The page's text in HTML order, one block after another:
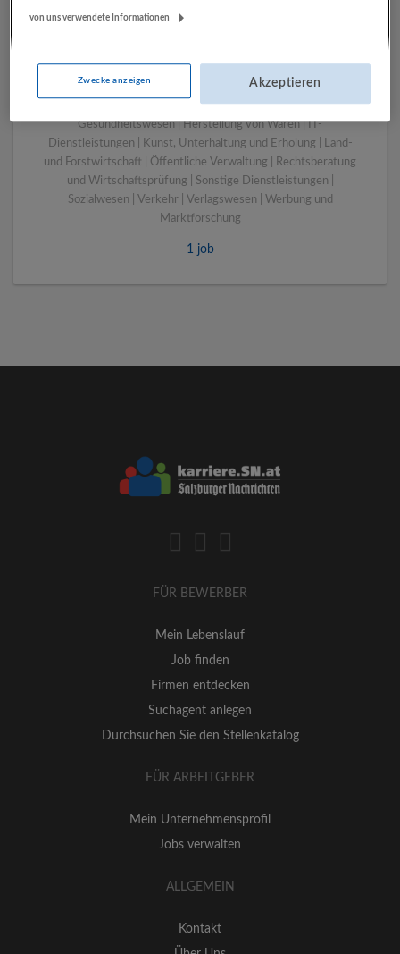
Bergheim bei Salzburg
Bau | Beherbergung und Gastronomie | Einzelhandel |
Energieversorgung | Finanz- und Versicherungsleistungen |
Gesundheitswesen | Herstellung von Waren | IT-
Dienstleistungen | Kunst, Unterhaltung und Erholung | Land-
und Forstwirtschaft | Öffentliche Verwaltung | Rechtsberatung
und Wirtschaftsprüfung | Sonstige Dienstleistungen |
Sozialwesen | Verkehr | Verlagswesen | Werbung und
Marktforschung
1 job
FÜR BEWERBER
Mein Lebenslauf
Job finden
Firmen entdecken
Suchagent anlegen
Durchsuchen Sie den Stellenkatalog
FÜR ARBEITGEBER
Mein Unternehmensprofil
Jobs verwalten
ALLGEMEIN
Kontakt
von uns verwendete Informationen
Zwecke anzeigen Akzeptieren